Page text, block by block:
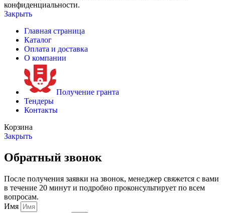
конфиденциальности.
Закрыть
Главная страница
Каталог
Оплата и доставка
О компании
Получение гранта
Тендеры
Контакты
Корзина
Закрыть
Обратный звонок
После получения заявки на звонок, менеджер свяжется с вами
в течение 20 минут и подробно проконсультирует по всем
вопросам.
Имя